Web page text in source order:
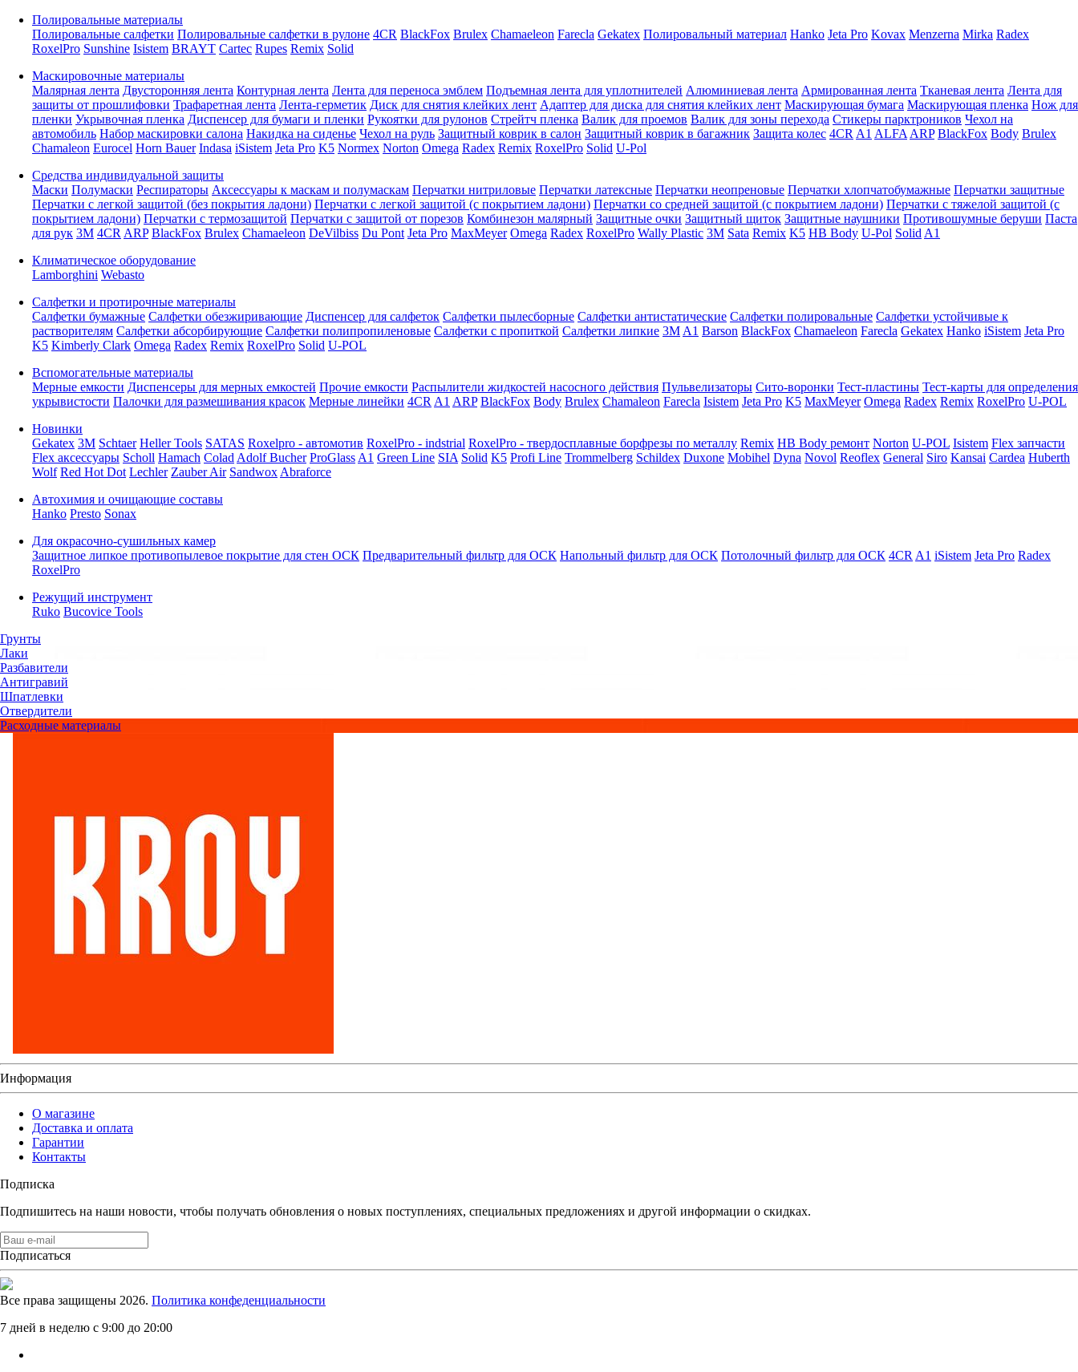
Полировальные материалы
Полировальные салфетки Полировальные салфетки в рулоне 4CR BlackFox Brulex Chamaeleon Farecla Gekatex Полировальный материал Hanko Jeta Pro Kovax Menzerna Mirka Radex
RoxelPro Sunshine Isistem BRAYT Cartec Rupes Remix Solid
Маскировочные материалы
Малярная лента Двусторонняя лента Контурная лента Лента для переноса эмблем Подъемная лента для уплотнителей Алюминиевая лента Армированная лента Тканевая лента Лента для
защиты от прошлифовки Трафаретная лента Лента-герметик Диск для снятия клейких лент Адаптер для диска для снятия клейких лент Маскирующая бумага Маскирующая пленка Нож для
пленки Укрывочная пленка Диспенсер для бумаги и пленки Рукоятки для рулонов Стрейтч пленка Валик для проемов Валик для зоны перехода Стикеры парктроников Чехол на
автомобиль Набор маскировки салона Накидка на сиденье Чехол на руль Защитный коврик в салон Защитный коврик в багажник Защита колес 4CR A1 ALFA ARP BlackFox Body Brulex
Chamaleon Eurocel Horn Bauer Indasa iSistem Jeta Pro K5 Normex Norton Omega Radex Remix RoxelPro Solid U-Pol
Средства индивидуальной защиты
Маски Полумаски Респираторы Аксессуары к маскам и полумаскам Перчатки нитриловые Перчатки латексные Перчатки неопреновые Перчатки хлопчатобумажные Перчатки защитные
Перчатки с легкой защитой (без покрытия ладони) Перчатки с легкой защитой (с покрытием ладони) Перчатки со средней защитой (с покрытием ладони) Перчатки с тяжелой защитой (с
покрытием ладони) Перчатки с термозащитой Перчатки с защитой от порезов Комбинезон малярный Защитные очки Защитный щиток Защитные наушники Противошумные беруши Паста
для рук 3M 4CR ARP BlackFox Brulex Chamaeleon DeVilbiss Du Pont Jeta Pro MaxMeyer Omega Radex RoxelPro Wally Plastic 3M Sata Remix K5 HB Body U-Pol Solid A1
Климатическое оборудование
Lamborghini Webasto
Салфетки и протирочные материалы
Салфетки бумажные Салфетки обезжиривающие Диспенсер для салфеток Салфетки пылесборные Салфетки антистатические Салфетки полировальные Салфетки устойчивые к
растворителям Салфетки абсорбирующие Салфетки полипропиленовые Салфетки с пропиткой Салфетки липкие 3M A1 Barson BlackFox Chamaeleon Farecla Gekatex Hanko iSistem Jeta Pro
K5 Kimberly Clark Omega Radex Remix RoxelPro Solid U-POL
Вспомогательные материалы
Мерные емкости Диспенсеры для мерных емкостей Прочие емкости Распылители жидкостей насосного действия Пульвелизаторы Сито-воронки Тест-пластины Тест-карты для определения
укрывистости Палочки для размешивания красок Мерные линейки 4CR A1 ARP BlackFox Body Brulex Chamaleon Farecla Isistem Jeta Pro K5 MaxMeyer Omega Radex Remix RoxelPro U-POL
Новинки
Gekatex 3M Schtaer Heller Tools SATAS Roxelpro - автомотив RoxelPro - indstrial RoxelPro - твердосплавные борфрезы по металлу Remix HB Body ремонт Norton U-POL Isistem Flex запчасти
Flex аксессуары Scholl Hamach Colad Adolf Bucher ProGlass A1 Green Line SIA Solid K5 Profi Line Trommelberg Schildex Duxone Mobihel Dyna Novol Reoflex General Siro Kansai Cardea Huberth
Wolf Red Hot Dot Lechler Zauber Air Sandwox Abraforce
Автохимия и очищающие составы
Hanko Presto Sonax
Для окрасочно-сушильных камер
Защитное липкое противопылевое покрытие для стен ОСК Предварительный фильтр для ОСК Напольный фильтр для ОСК Потолочный фильтр для ОСК 4CR A1 iSistem Jeta Pro Radex
RoxelPro
Режущий инструмент
Ruko Bucovice Tools
Грунты
Лаки
Разбавители
Антигравий
Шпатлевки
Отвердители
Расходные материалы
Информация
О магазине
Доставка и оплата
Гарантии
Контакты
Подписка
Подпишитесь на наши новости, чтобы получать обновления о новых поступлениях, специальных предложениях и другой информации о скидках.
Подписаться
Все права защищены 2026. Политика конфеденциальности
7 дней в неделю с 9:00 до 20:00